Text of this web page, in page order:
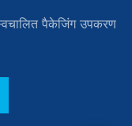
पैकेजिंग उपकरण